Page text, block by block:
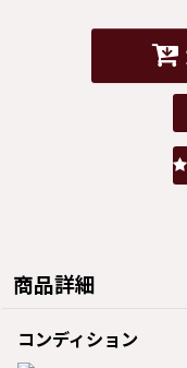
商品詳細
コンディション